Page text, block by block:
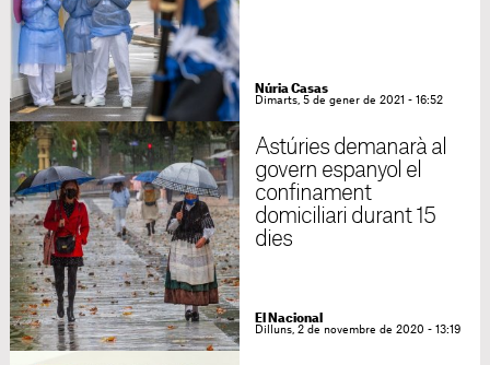
Núria Casas
Dimarts, 5 de gener de 2021 - 16:52
Astúries demanarà al
govern espanyol el
confinament
domiciliari durant 15
dies
El Nacional
Dilluns, 2 de novembre de 2020 - 13:19